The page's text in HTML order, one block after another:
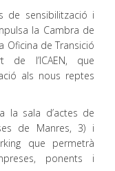
de sensibilització i
la Cambra de
Oficina de Transició
de l’ICAEN, que
als nous reptes
la sala d’actes de
de Manres, 3) i
que permetrà
ponents i